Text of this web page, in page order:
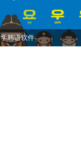
学韩语软件